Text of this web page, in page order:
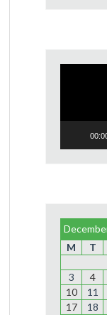
M
T
3
4
10
11
17
18